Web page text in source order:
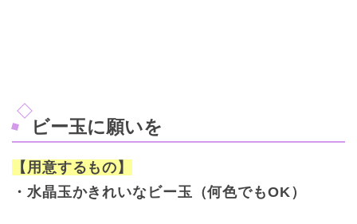
ビー玉に願いを
【用意するもの】
・水晶玉かきれいなビー玉（何色でもOK）